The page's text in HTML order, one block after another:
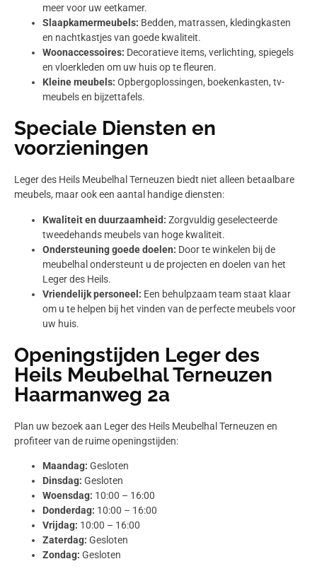
meer voor uw eetkamer.
Slaapkamermeubels: Bedden, matrassen, kledingkasten
en nachtkastjes van goede kwaliteit.
Woonaccessoires: Decoratieve items, verlichting, spiegels
en vloerkleden om uw huis op te fleuren.
Kleine meubels: Opbergoplossingen, boekenkasten, tv-
meubels en bijzettafels.
Speciale Diensten en
voorzieningen
Leger des Heils Meubelhal Terneuzen biedt niet alleen betaalbare
meubels, maar ook een aantal handige diensten:
Kwaliteit en duurzaamheid: Zorgvuldig geselecteerde
tweedehands meubels van hoge kwaliteit.
Ondersteuning goede doelen: Door te winkelen bij de
meubelhal ondersteunt u de projecten en doelen van het
Leger des Heils.
Vriendelijk personeel: Een behulpzaam team staat klaar
om u te helpen bij het vinden van de perfecte meubels voor
uw huis.
Openingstijden Leger des
Heils Meubelhal Terneuzen
Haarmanweg 2a
Plan uw bezoek aan Leger des Heils Meubelhal Terneuzen en
profiteer van de ruime openingstijden:
Maandag: Gesloten
Dinsdag: Gesloten
Woensdag: 10:00 – 16:00
Donderdag: 10:00 – 16:00
Vrijdag: 10:00 – 16:00
Zaterdag: Gesloten
Zondag: Gesloten